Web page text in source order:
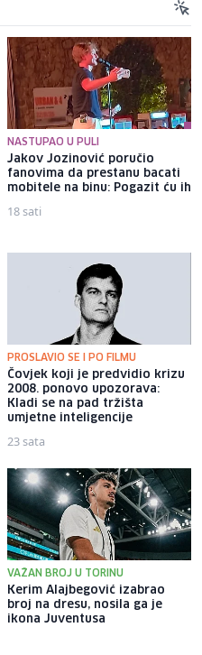
NASTUPAO U PULI
Jakov Jozinović poručio
fanovima da prestanu bacati
mobitele na binu: Pogazit ću ih
18 sati
PROSLAVIO SE I PO FILMU
Čovjek koji je predvidio krizu
2008. ponovo upozorava:
Kladi se na pad tržišta
umjetne inteligencije
23 sata
VAŽAN BROJ U TORINU
Kerim Alajbegović izabrao
broj na dresu, nosila ga je
ikona Juventusa